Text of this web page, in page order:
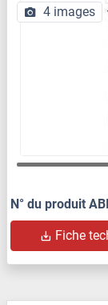
4 images
N° du produit
Fiche